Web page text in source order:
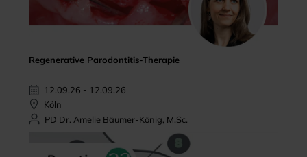
Regenerative Parodontitis-Therapie
12.09.26 - 12.09.26
Köln
PD Dr. Amelie Bäumer-König, M.Sc.